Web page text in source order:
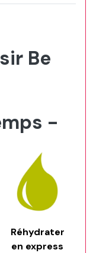
Be
-
Réhydrater
en express